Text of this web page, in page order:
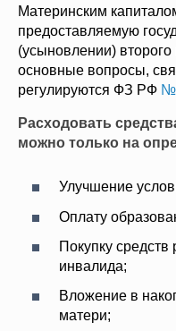
Материнским
предоставляемую
(усыновлении)
основные вопросы,
регулируются ФЗ РФ №
Расходовать
можно только на
Улучшение
Оплату
Покупку
инвалида;
Вложение в
матери;